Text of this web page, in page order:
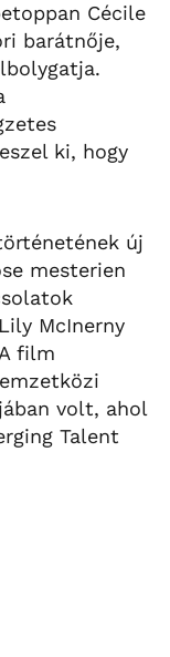
Cécile
barátnője,
ki, hogy
új
mesterien
McInerny
film
volt, ahol
Talent